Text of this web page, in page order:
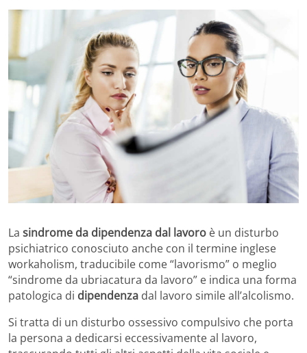
La sindrome da dipendenza dal lavoro è un disturbo
psichiatrico conosciuto anche con il termine inglese
workaholism, traducibile come “lavorismo” o meglio
“sindrome da ubriacatura da lavoro” e indica una forma
patologica di dipendenza dal lavoro simile all’alcolismo.
Si tratta di un disturbo ossessivo compulsivo che porta
la persona a dedicarsi eccessivamente al lavoro,